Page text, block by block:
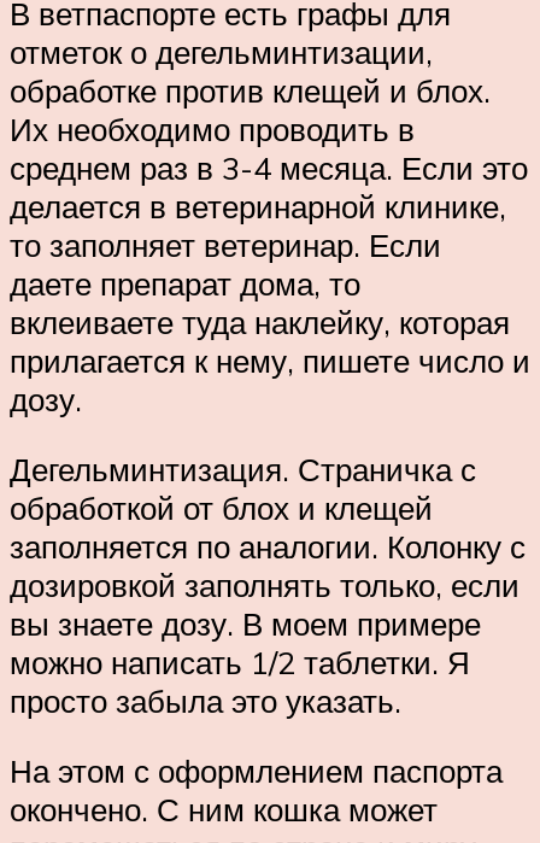
В ветпаспорте есть графы для
отметок о дегельминтизации,
обработке против клещей и блох.
Их необходимо проводить в
среднем раз в 3-4 месяца. Если это
делается в ветеринарной клинике,
то заполняет ветеринар. Если
даете препарат дома, то
вклеиваете туда наклейку, которая
прилагается к нему, пишете число и
дозу.
Дегельминтизация. Страничка с
обработкой от блох и клещей
заполняется по аналогии. Колонку с
дозировкой заполнять только, если
вы знаете дозу. В моем примере
можно написать 1/2 таблетки. Я
просто забыла это указать.
На этом с оформлением паспорта
окончено. С ним кошка может